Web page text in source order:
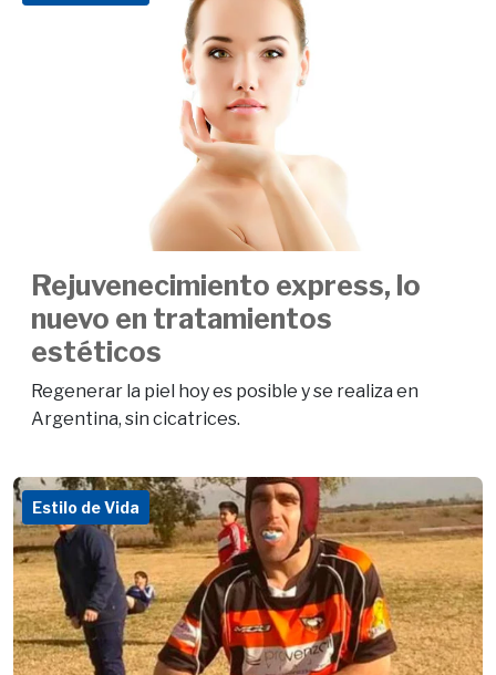
Rejuvenecimiento express, lo
nuevo en tratamientos
estéticos
Regenerar la piel hoy es posible y se realiza en
Argentina, sin cicatrices.
Estilo de Vida